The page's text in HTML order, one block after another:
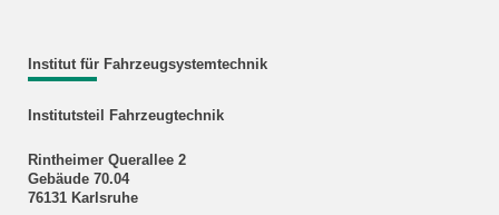
Institut für Fahrzeugsystemtechnik
Institutsteil Fahrzeugtechnik
Rintheimer Querallee 2
Gebäude 70.04
76131 Karlsruhe